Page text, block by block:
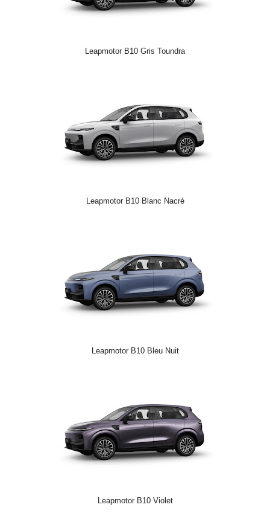
Leapmotor B10 Gris Toundra
Leapmotor B10 Blanc Nacré
Leapmotor B10 Bleu Nuit
Leapmotor B10 Violet